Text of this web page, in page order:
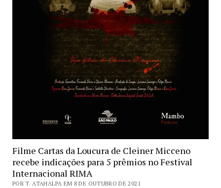
Filme Cartas da Loucura de Cleiner Micceno
recebe indicações para 5 prêmios no Festival
Internacional RIMA
POR T. ATAHALPA EM 8 DE OUTUBRO DE 2021